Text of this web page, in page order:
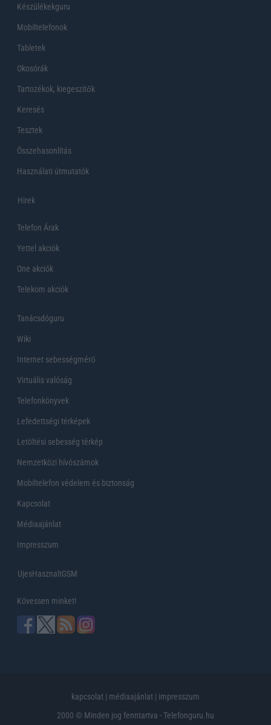
Készülékekguru
Mobiltelefonok
Tabletek
Okosórák
Tartozékok, kiegeszítők
Keresés
Tesztek
Összehasonlítás
Használati útmutatók
Hirek
Telefon Árak
Yettel akciók
One akciók
Telekom akciók
Tanácsdóguru
Wiki
Internet sebességmérő
Virtuális valóság
Telefonkönyvek
Lefedettségi térképek
Letöltési sebesség térkép
Nemzetközi hívószámok
Mobiltelefon védelem és biztonság
Kapcsolat
Médiaajánlat
Impresszum
UjesHasznaltGSM
Kövessen minket!
kapcsolat | médiaajánlat | impresszum
2000 © Minden jog fenntartva - Telefonguru.hu